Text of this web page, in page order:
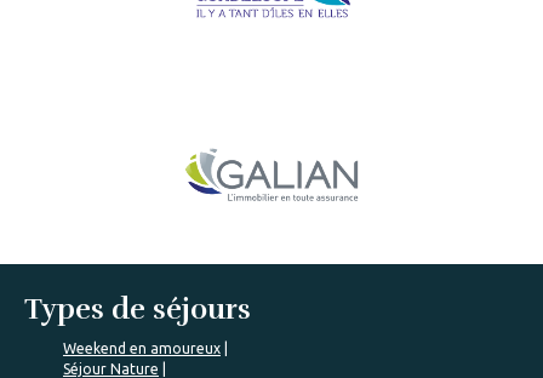
Types de séjours
Weekend en amoureux
Séjour Nature